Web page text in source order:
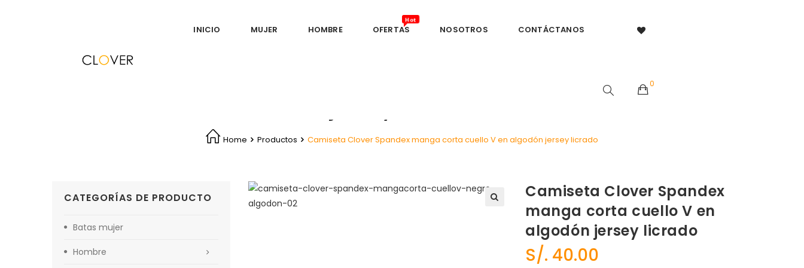
INICIO MUJER HOMBRE OFERTAS NOSOTROS CONTÁCTANOS
0
Camiseta Clover Spandex manga corta cuello V en algodón
Home Productos Camiseta Clover Spandex manga corta cuello V en algodón jersey licrado
Camiseta Clover Spandex
manga corta cuello V en
algodón jersey licrado
S/. 40.00
CATEGORÍAS DE PRODUCTO
Batas mujer
Hombre